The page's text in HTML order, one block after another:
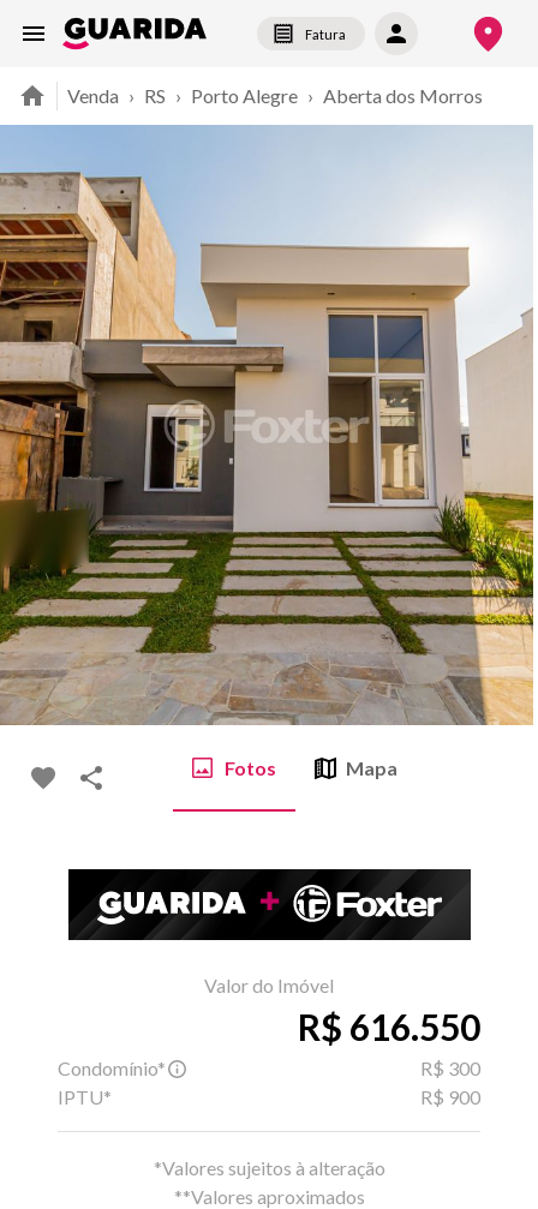
Fatura
Venda › RS › Porto Alegre › Aberta dos Morros
Fotos Mapa
Valor do Imóvel
R$ 616.550
Condomínio*
R$ 300
IPTU*
R$ 900
*Valores sujeitos à alteração
**Valores aproximados